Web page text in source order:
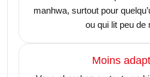
manhwa, surtout pour
ou qui lit peu de
Moins